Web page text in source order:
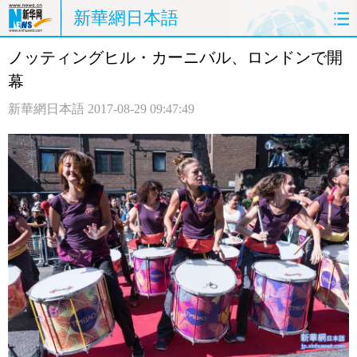
新華網日本語
ホームページ 政治 経済
観光 評論 写真
中日対訳
ノッティングヒル・カーニバル、ロンドンで開
幕
新華網日本語 2017-08-29 09:47:49